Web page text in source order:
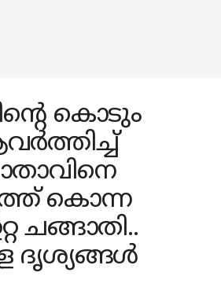
കൊടും
കൊന്ന
ചങ്ങാതി..
ദൃശ്യങ്ങൾ